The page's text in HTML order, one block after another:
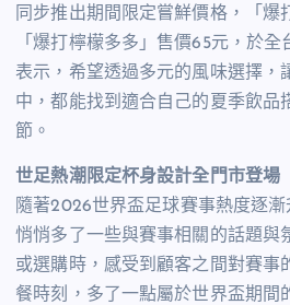
同步推出期間限定嘗鮮價格，「爆
「爆打檸檬多多」售價65元，於
表示，希望透過多元的風味選擇，
中，都能找到適合自己的夏季飲品
節。
世足熱潮限定杯身設計全門市登場
隨著2026世界盃足球賽事熱度逐
悄悄多了一些與賽事相關的話題與
或選購時，感受到顧客之間對賽事
餐時刻，多了一點屬於世界盃期間